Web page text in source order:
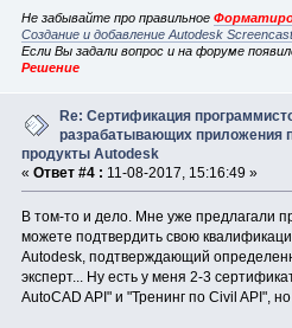
Не забывайте про правильное
Создание и добавление Autodesk
Если Вы задали вопрос и на форуме
Решение
Re: Сертификация
разрабатывающих приложения
продукты Autodesk
« Ответ #4 : 11-08-2017, 15:16:49 »
В том-то и дело. Мне уже предлагали
можете подтвердить свою
Autodesk, подтверждающий
эксперт... Ну есть у меня 2-3
AutoCAD API" и "Тренинг по Civil API",